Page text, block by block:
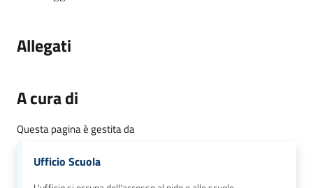
Allegati
A cura di
Questa pagina è gestita da
Ufficio Scuola